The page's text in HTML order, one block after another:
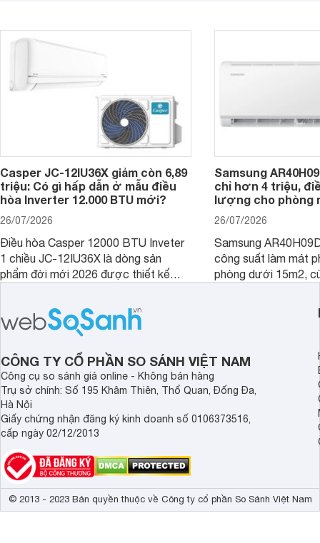
nhiều tính năng và công nghệ hiện đại.
Casper JC-12IU36X giảm còn 6,89
triệu: Có gì hấp dẫn ở mẫu điều
hòa Inverter 12.000 BTU mới?
26/07/2026
Điều hòa Casper 12000 BTU Inveter
1 chiều JC-12IU36X là dòng sản
phẩm đời mới 2026 được thiết kế
có giá bán rất hợp lý.
Samsung
chỉ hơn 4 triệu,
lượng cho phòng
26/07/2026
Samsung
công suất làm mát
phòng dưới 15m2,
CÔNG TY CỔ PHẦN SO SÁNH VIỆT NAM
Công cụ so sánh giá online - Không bán hàng
Trụ sở chính: Số 195 Khâm Thiên, Thổ Quan, Đống Đa,
Hà Nội
Giấy chứng nhận đăng ký kinh doanh số 0106373516,
cấp ngày 02/12/2013
© 2013 - 2023 Bản quyền thuộc về Công ty cổ phần So Sánh Việt Nam